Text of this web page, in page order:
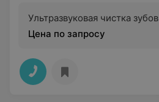
Ультразвуковая чистка зубов
Цена по запросу